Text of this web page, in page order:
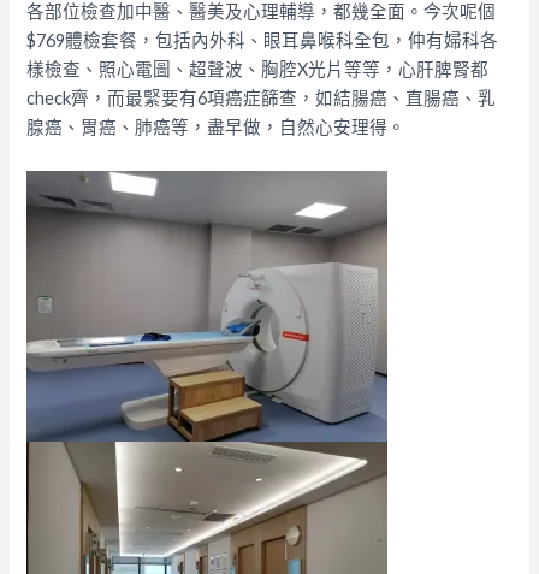
各部位檢查加中醫、醫美及心理輔導，都幾全面。今次呢個
$769體檢套餐，包括內外科、眼耳鼻喉科全包，仲有婦科各
樣檢查、照心電圖、超聲波、胸腔X光片等等，心肝脾腎都
check齊，而最緊要有6項癌症篩查，如結腸癌、直腸癌、乳
腺癌、胃癌、肺癌等，盡早做，自然心安理得。